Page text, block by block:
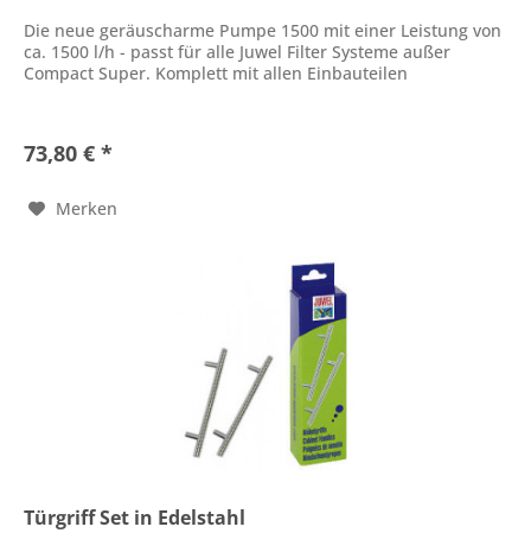
Die neue geräuscharme Pumpe 1500 mit einer Leistung von
ca. 1500 l/h - passt für alle Juwel Filter Systeme außer
Compact Super. Komplett mit allen Einbauteilen
73,80 € *
Merken
Türgriff Set in Edelstahl